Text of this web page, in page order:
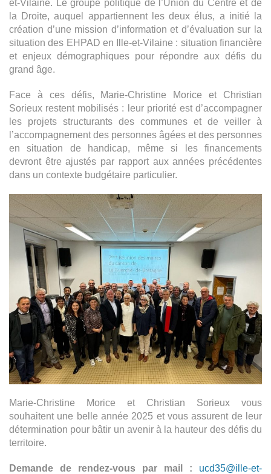
et-Vilaine. Le groupe politique de l’Union du Centre et de
la Droite, auquel appartiennent les deux élus, a initié la
création d’une mission d’information et d’évaluation sur la
situation des EHPAD en Ille-et-Vilaine : situation financière
et enjeux démographiques pour répondre aux défis du
grand âge.
Face à ces défis, Marie-Christine Morice et Christian
Sorieux restent mobilisés : leur priorité est d’accompagner
les projets structurants des communes et de veiller à
l’accompagnement des personnes âgées et des personnes
en situation de handicap, même si les financements
devront être ajustés par rapport aux années précédentes
dans un contexte budgétaire particulier.
Marie-Christine Morice et Christian Sorieux vous
souhaitent une belle année 2025 et vous assurent de leur
détermination pour bâtir un avenir à la hauteur des défis du
territoire.
Demande de rendez-vous par mail :
ucd35@ille-et-